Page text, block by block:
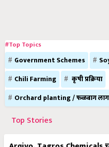
#Top Topics
Government Schemes
Chili Farming
कृषी प्रक्रिया
Orchard planting / फळबाग
Top Stories